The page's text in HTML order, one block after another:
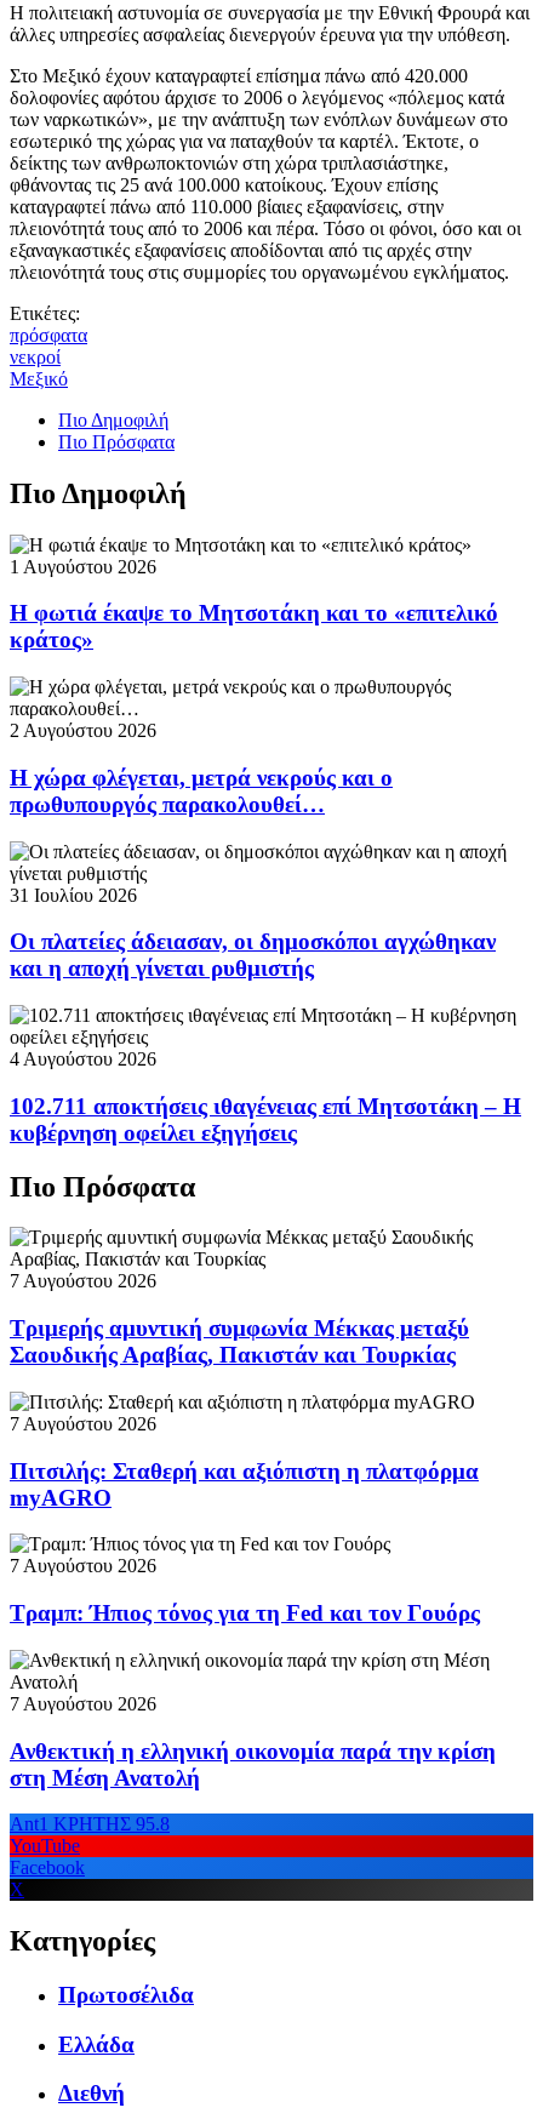
Η πολιτειακή αστυνομία σε συνεργασία με την Εθνική Φρουρά και
άλλες υπηρεσίες ασφαλείας διενεργούν έρευνα για την υπόθεση.
Στο Μεξικό έχουν καταγραφτεί επίσημα πάνω από 420.000
δολοφονίες αφότου άρχισε το 2006 ο λεγόμενος «πόλεμος κατά
των ναρκωτικών», με την ανάπτυξη των ενόπλων δυνάμεων στο
εσωτερικό της χώρας για να παταχθούν τα καρτέλ. Έκτοτε, ο
δείκτης των ανθρωποκτονιών στη χώρα τριπλασιάστηκε,
φθάνοντας τις 25 ανά 100.000 κατοίκους. Έχουν επίσης
καταγραφτεί πάνω από 110.000 βίαιες εξαφανίσεις, στην
πλειονότητά τους από το 2006 και πέρα. Τόσο οι φόνοι, όσο και οι
εξαναγκαστικές εξαφανίσεις αποδίδονται από τις αρχές στην
πλειονότητά τους στις συμμορίες του οργανωμένου εγκλήματος.
Ετικέτες:
πρόσφατα
νεκροί
Μεξικό
Πιο Δημοφιλή
Πιο Πρόσφατα
Πιο Δημοφιλή
1 Αυγούστου 2026
Η φωτιά έκαψε το Μητσοτάκη και το «επιτελικό
κράτος»
2 Αυγούστου 2026
Η χώρα φλέγεται, μετρά νεκρούς και ο
πρωθυπουργός παρακολουθεί…
31 Ιουλίου 2026
Οι πλατείες άδειασαν, οι δημοσκόποι αγχώθηκαν
και η αποχή γίνεται ρυθμιστής
4 Αυγούστου 2026
102.711 αποκτήσεις ιθαγένειας επί Μητσοτάκη – Η
κυβέρνηση οφείλει εξηγήσεις
Πιο Πρόσφατα
7 Αυγούστου 2026
Τριμερής αμυντική συμφωνία Μέκκας μεταξύ
Σαουδικής Αραβίας, Πακιστάν και Τουρκίας
7 Αυγούστου 2026
Πιτσιλής: Σταθερή και αξιόπιστη η πλατφόρμα
myAGRO
7 Αυγούστου 2026
Τραμπ: Ήπιος τόνος για τη Fed και τον Γουόρς
7 Αυγούστου 2026
Ανθεκτική η ελληνική οικονομία παρά την κρίση
στη Μέση Ανατολή
Ant1 ΚΡΗΤΗΣ 95.8
YouTube
Facebook
X
Κατηγορίες
Πρωτοσέλιδα
Ελλάδα
Διεθνή